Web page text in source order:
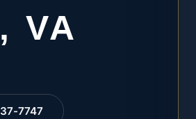
VA
7747